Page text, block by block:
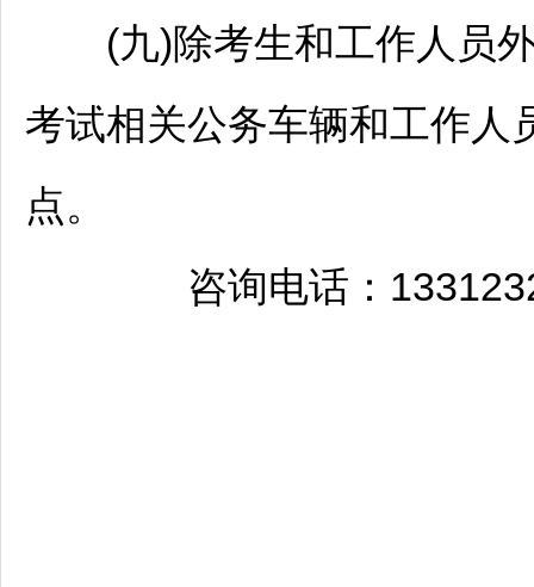
(九)除考生和工作人员外
考试相关公务车辆和工作人
点。
咨询电话：